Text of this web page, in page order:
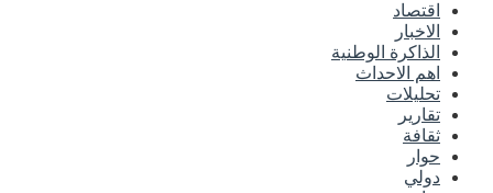
اقتصاد
الاخبار
الذاكرة الوطنية
اهم الاحداث
تحليلات
تقارير
ثقافة
حوار
دولي